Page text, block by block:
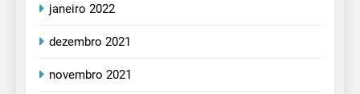
janeiro 2022
dezembro 2021
novembro 2021